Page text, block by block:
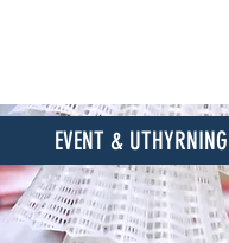
EVENT & UTHYRNING